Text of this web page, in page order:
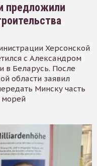
предложили
Херсонской
с Александром
в Беларусь. После
области заявил
Минску часть
морей